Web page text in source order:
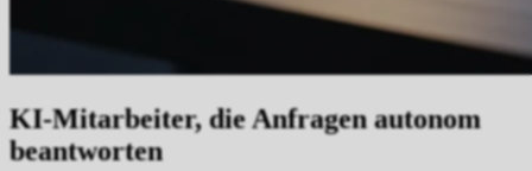
KI-Mitarbeiter, die Anfragen autonom
beantworten